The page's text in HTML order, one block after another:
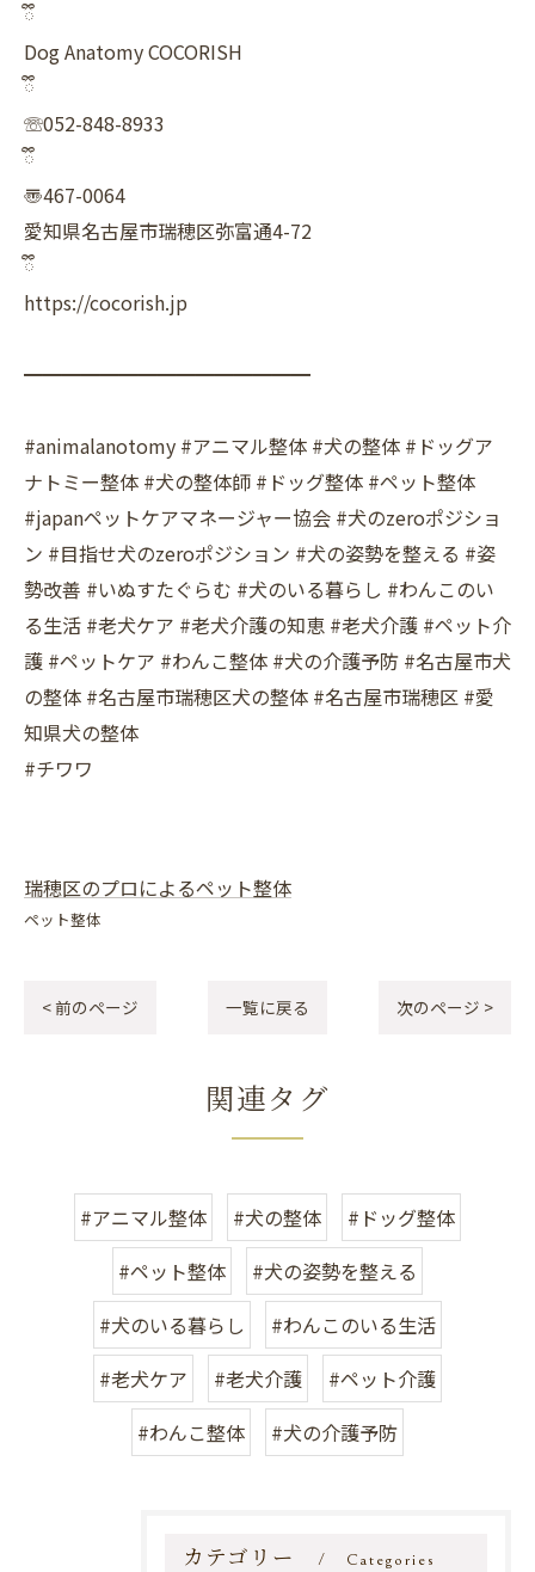
ྀི
Dog Anatomy COCORISH
ྀི
☏052-848-8933
ྀི
〠467-0064
愛知県名古屋市瑞穂区弥富通4-72
ྀི
https://cocorish.jp
━━━━━━━━━━━━━━━
#animalanotomy #アニマル整体 #犬の整体 #ドッグア
ナトミー整体 #犬の整体師 #ドッグ整体 #ペット整体
#japanペットケアマネージャー協会 #犬のzeroポジショ
ン #目指せ犬のzeroポジション #犬の姿勢を整える #姿
勢改善 #いぬすたぐらむ #犬のいる暮らし #わんこのい
る生活 #老犬ケア #老犬介護の知恵 #老犬介護 #ペット介
護 #ペットケア #わんこ整体 #犬の介護予防 #名古屋市犬
の整体 #名古屋市瑞穂区犬の整体 #名古屋市瑞穂区 #愛
知県犬の整体
#チワワ
瑞穂区のプロによるペット整体
ペット整体
< 前のページ 一覧に戻る 次のページ >
関連タグ
#アニマル整体 #犬の整体
#ドッグ整体
#ペット整体
#犬の姿勢を整える
#犬のいる暮らし
#わんこのいる生活
#老犬ケア
#老犬介護
#ペット介護
#わんこ整体
#犬の介護予防
カテゴリー Categories